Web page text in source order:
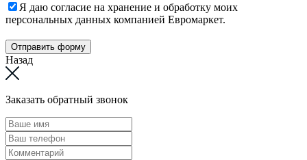
Я даю согласие на хранение и обработку моих
персональных данных компанией Евромаркет.
Отправить форму
Назад
Заказать обратный звонок